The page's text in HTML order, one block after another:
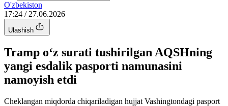
O'zbekiston
17:24 / 27.06.2026
Ulashish
Tramp o‘z surati tushirilgan AQSHning
yangi esdalik pasporti namunasini
namoyish etdi
Cheklangan miqdorda chiqariladigan hujjat Vashingtondagi pasport